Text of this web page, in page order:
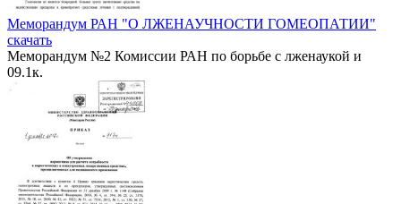
Меморандум РАН "О ЛЖЕНАУЧНОСТИ ГОМЕОПАТИИ"
скачать
Меморандум №2 Комиссии РАН по борьбе с лженаукой и
09.1к.